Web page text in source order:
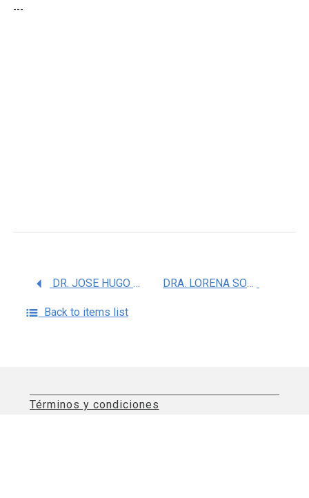
---
DR. JOSE HUGO AGUILAR DIAZ DRA. LORENA SOFIA OROZCO OROZCO
Back to items list
Términos y condiciones